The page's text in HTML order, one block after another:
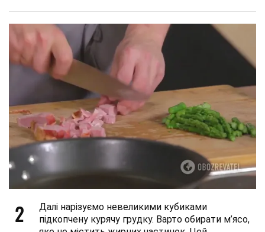
2
Далі нарізуємо невеликими кубиками
підкопчену курячу грудку. Варто обирати м’ясо,